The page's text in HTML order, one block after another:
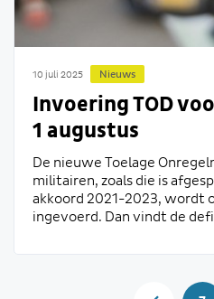
10 juli 2025 Nieuws
Invoering TOD
1 augustus
De nieuwe Toelage
militairen, zoals die is
akkoord 2021-2023, wordt
ingevoerd. Dan vindt de